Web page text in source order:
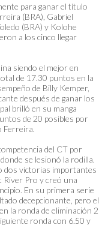
para ganar el título
(BRA), Gabriel
(BRA) y Kolohe
a los cinco llegar
siendo el mejor en
de 17.30 puntos en la
de Billy Kemper,
después de ganar los
brilló en su manga
de 20 posibles por
Ferreira.
del CT por
se lesionó la rodilla.
dos victorias importantes
River Pro y creó una
En su primera serie
decepcionante, pero el
la ronda de eliminación 2
ronda con 6.50 y